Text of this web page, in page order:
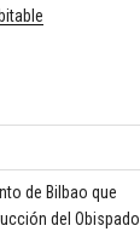
de Bilbao que
del Obispado